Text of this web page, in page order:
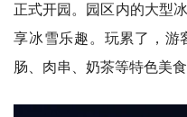
正式开园。园区内的大型
享冰雪乐趣。玩累了，游
肠、肉串、奶茶等特色美